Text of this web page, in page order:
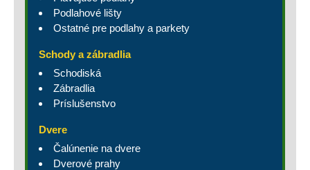
Podlahové lišty
Ostatné pre podlahy a parkety
Schody a zábradlia
Schodiská
Zábradlia
Príslušenstvo
Dvere
Čalúnenie na dvere
Dverové prahy